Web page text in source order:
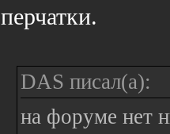
перчатки.
DAS писал(а):
на форуме нет